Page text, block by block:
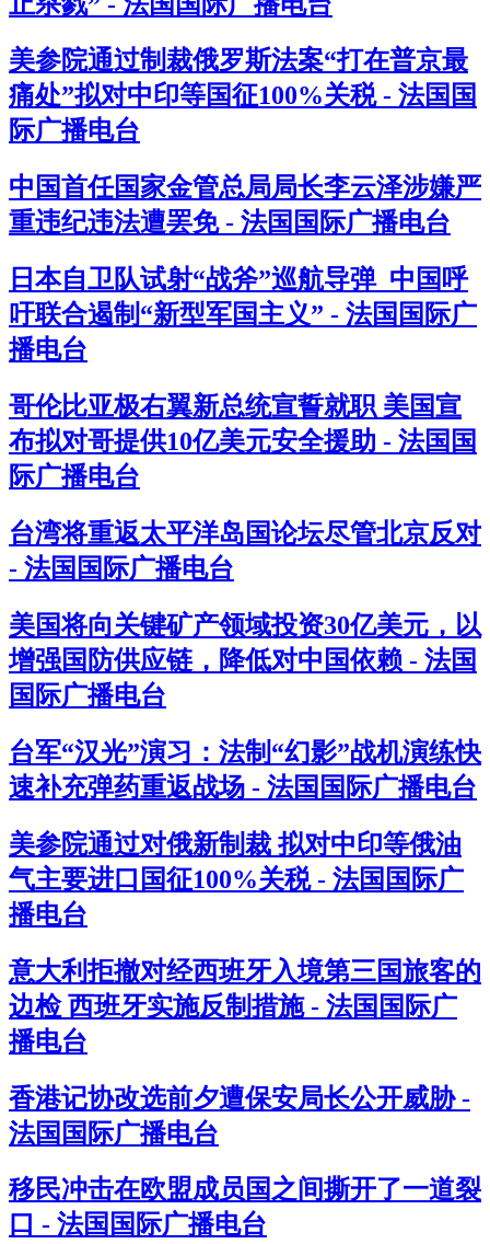
美参院通过制裁俄罗斯法案“打在普京最
痛处”拟对中印等国征100%关税 - 法国国
际广播电台
中国首任国家金管总局局长李云泽涉嫌严
重违纪违法遭罢免 - 法国国际广播电台
日本自卫队试射“战斧”巡航导弹 中国呼
吁联合遏制“新型军国主义” - 法国国际广
播电台
哥伦比亚极右翼新总统宣誓就职 美国宣
布拟对哥提供10亿美元安全援助 - 法国国
际广播电台
台湾将重返太平洋岛国论坛尽管北京反对
- 法国国际广播电台
美国将向关键矿产领域投资30亿美元，以
增强国防供应链，降低对中国依赖 - 法国
国际广播电台
台军“汉光”演习：法制“幻影”战机演练快
速补充弹药重返战场 - 法国国际广播电台
美参院通过对俄新制裁 拟对中印等俄油
气主要进口国征100%关税 - 法国国际广
播电台
意大利拒撤对经西班牙入境第三国旅客的
边检 西班牙实施反制措施 - 法国国际广
播电台
香港记协改选前夕遭保安局长公开威胁 -
法国国际广播电台
移民冲击在欧盟成员国之间撕开了一道裂
口 - 法国国际广播电台